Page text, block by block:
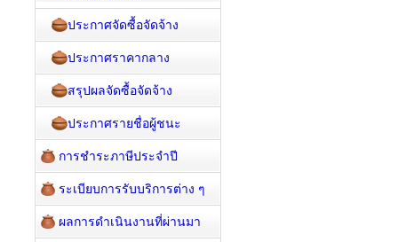
ประกาศจัดซื้อจัดจ้าง
ประกาศราคากลาง
สรุปผลจัดซื้อจัดจ้าง
ประกาศรายชื่อผู้ชนะ
การชำระภาษีประจำปี
ระเบียบการรับบริการต่าง ๆ
ผลการดำเนินงานที่ผ่านมา